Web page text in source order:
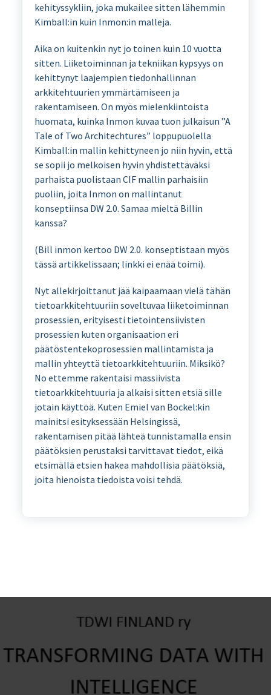
kehityssykliin, joka mukailee sitten lähemmin
Kimball:in kuin Inmon:in malleja.
Aika on kuitenkin nyt jo toinen kuin 10 vuotta
sitten. Liiketoiminnan ja tekniikan kypsyys on
kehittynyt laajempien tiedonhallinnan
arkkitehtuurien ymmärtämiseen ja
rakentamiseen. On myös mielenkiintoista
huomata, kuinka Inmon kuvaa tuon julkaisun ”A
Tale of Two Architechtures” loppupuolella
Kimball:in mallin kehittyneen jo niin hyvin, että
se sopii jo melkoisen hyvin yhdistettäväksi
parhaista puolistaan CIF mallin parhaisiin
puoliin, joita Inmon on mallintanut
konseptiinsa DW 2.0. Samaa mieltä Billin
kanssa?
(Bill inmon kertoo DW 2.0. konseptistaan myös
tässä artikkelissaan; linkki ei enää toimi).
Nyt allekirjoittanut jää kaipaamaan vielä tähän
tietoarkkitehtuuriin soveltuvaa liiketoiminnan
prosessien, erityisesti tietointensiivisten
prosessien kuten organisaation eri
päätöstentekoprosessien mallintamista ja
mallin yhteyttä tietoarkkitehtuuriin. Miksikö?
No ettemme rakentaisi massiivista
tietoarkkitehtuuria ja alkaisi sitten etsiä sille
jotain käyttöä. Kuten Emiel van Bockel:kin
mainitsi esityksessään Helsingissä,
rakentamisen pitää lähteä tunnistamalla ensin
päätöksien perustaksi tarvittavat tiedot, eikä
etsimällä etsien hakea mahdollisia päätöksiä,
joita hienoista tiedoista voisi tehdä.